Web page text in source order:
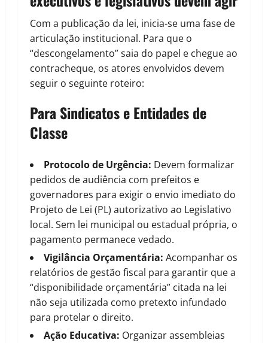
Com a publicação da lei, inicia-se uma fase de
articulação institucional. Para que o
“descongelamento” saia do papel e chegue ao
contracheque, os atores envolvidos devem
seguir o seguinte roteiro:
Para Sindicatos e Entidades de
Classe
Protocolo de Urgência: Devem formalizar
pedidos de audiência com prefeitos e
governadores para exigir o envio imediato do
Projeto de Lei (PL) autorizativo ao Legislativo
local. Sem lei municipal ou estadual própria, o
pagamento permanece vedado.
Vigilância Orçamentária: Acompanhar os
relatórios de gestão fiscal para garantir que a
“disponibilidade orçamentária” citada na lei
não seja utilizada como pretexto infundado
para protelar o direito.
Ação Educativa: Organizar assembleias